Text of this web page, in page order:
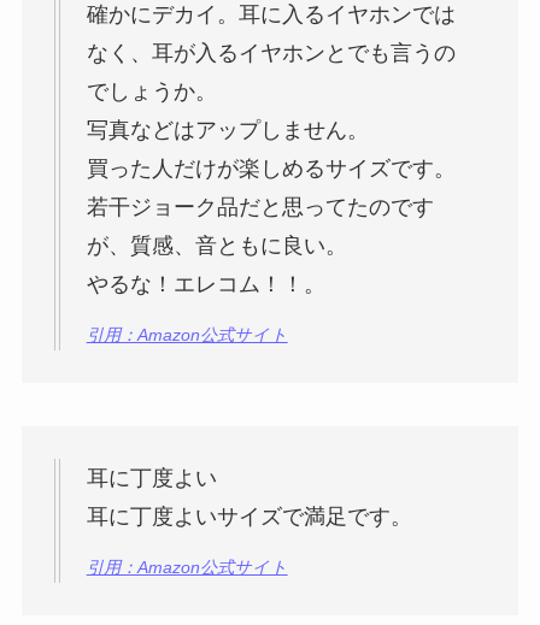
確かにデカイ。耳に入るイヤホンでは
なく、耳が入るイヤホンとでも言うの
でしょうか。
写真などはアップしません。
買った人だけが楽しめるサイズです。
若干ジョーク品だと思ってたのです
が、質感、音ともに良い。
やるな！エレコム！！。
引用：Amazon公式サイト
耳に丁度よい
耳に丁度よいサイズで満足です。
引用：Amazon公式サイト